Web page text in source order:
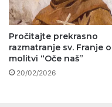
Pročitajte prekrasno
razmatranje sv. Franje o
molitvi “Oče naš”
20/02/2026